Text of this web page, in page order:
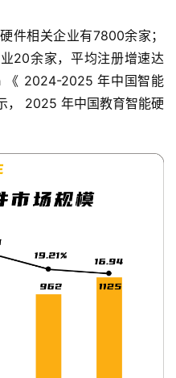
件相关企业有7800余家；
20余家，平均注册增速达
《 2024-2025 年中国智能
， 2025 年中国教育智能硬